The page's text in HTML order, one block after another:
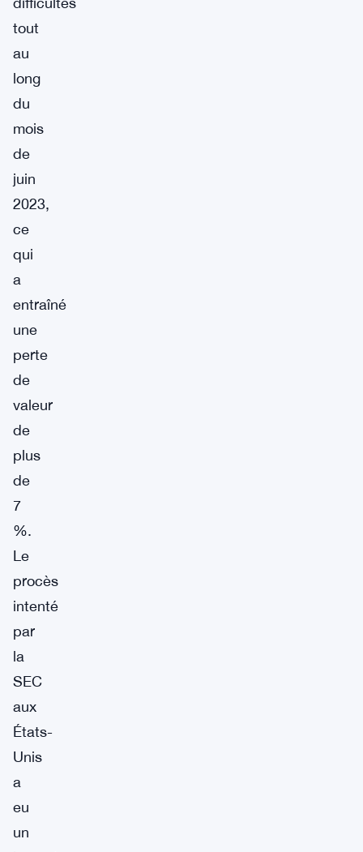
tout
au
long
du
mois
de
juin
2023,
ce
qui
a
entraîné
une
perte
de
valeur
de
plus
de
7
%.
Le
procès
intenté
par
la
SEC
aux
États-
Unis
a
eu
un